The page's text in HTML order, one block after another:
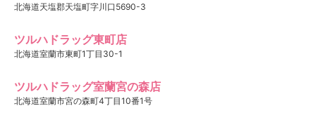
北海道天塩郡天塩町字川口5690-3
ツルハドラッグ東町店
北海道室蘭市東町1丁目30-1
ツルハドラッグ室蘭宮の森店
北海道室蘭市宮の森町4丁目10番1号